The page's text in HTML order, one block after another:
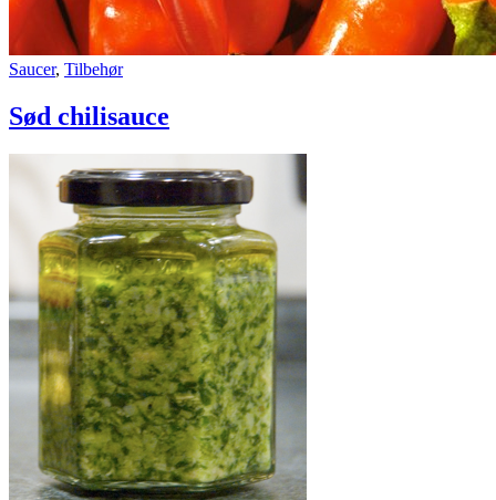
Sød
Saucer, Tilbehør
Sød chilisauce